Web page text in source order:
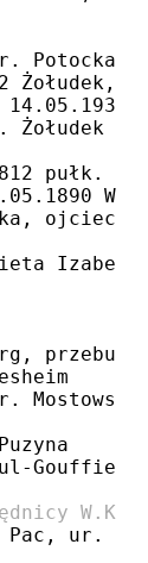
pułk.
Adolf
Gouffier
ur.